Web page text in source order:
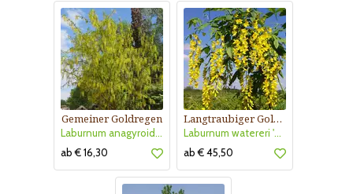
Gemeiner Goldregen
Laburnum anagyroides
ab € 16,30
Langtraubiger Goldregen
Laburnum watereri 'Vossii'
ab € 45,50